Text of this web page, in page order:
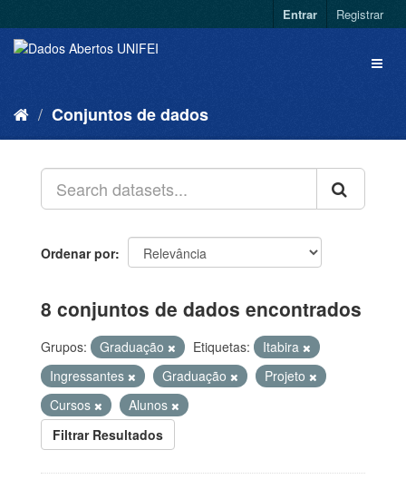
Entrar Registrar
Conjuntos de dados
Ordenar por
8 conjuntos de dados encontrados
Grupos: Graduação Etiquetas:
Itabira
Ingressantes
Graduação
Projeto
Cursos
Alunos
Filtrar Resultados